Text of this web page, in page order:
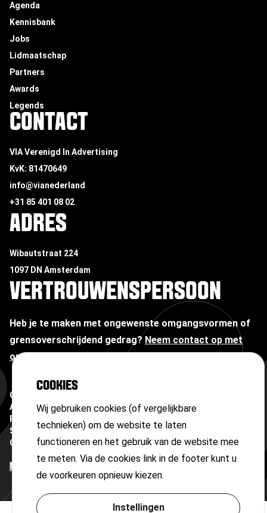
COOKIES
Wij gebruiken cookies (of vergelijkbare
technieken) om de website te laten
functioneren en het gebruik van de website mee
te meten. Via de cookies link in de footer kunt u
de voorkeuren opnieuw kiezen.
Instellingen
Agenda
Kennisbank
Jobs
Lidmaatschap
Partners
Awards
Legends
CONTACT
VIA Verenigd In Advertising
KvK: 81470649
info@vianederland
+31 85 401 08 02
ADRES
Wibautstraat 224
1097 DN Amsterdam
VERTROUWENSPERSOON
Heb je te maken met ongewenste omgangsvormen of
grensoverschrijdend gedrag? Neem contact op met
onze vertrouwenspersoon
Copyright ©
Algemene voorwaarden
Privacyverklaring
Sitemap
Cookies